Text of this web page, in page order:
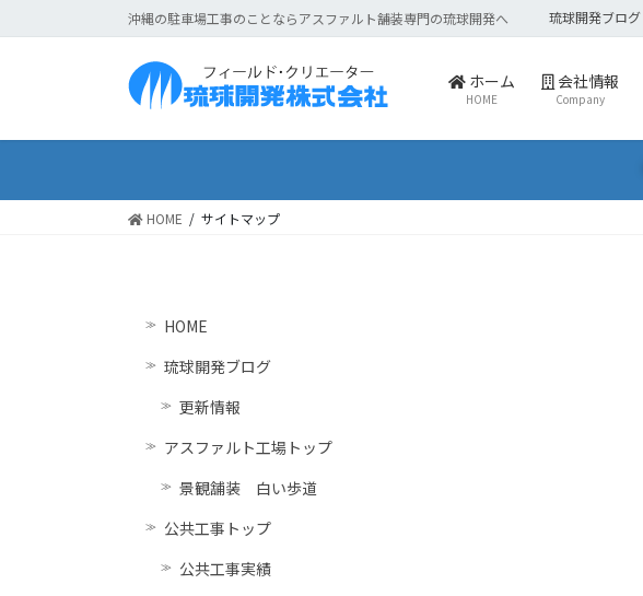
ン
に
動
ビ
ョ
に
沖縄の駐車場工事のことならアスファルト舗装専門の琉球開発へ 琉球開発ブログ
ホーム
HOME
会社情報
Company
HOME サイトマップ
HOME
琉球開発ブログ
更新情報
アスファルト工場トップ
景観舗装 白い歩道
公共工事トップ
公共工事実績